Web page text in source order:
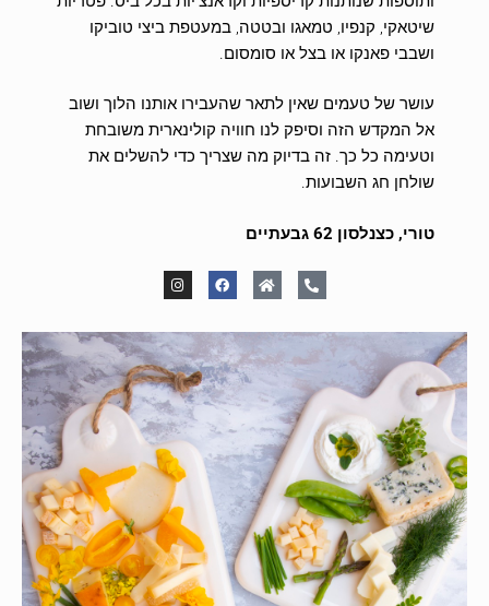
שיטאקי, קנפיו, טמאגו ובטטה, במעטפת ביצי טוביקו
ושבבי פאנקו או בצל או סומסום.
עושר של טעמים שאין לתאר שהעבירו אותנו הלוך ושוב
אל המקדש הזה וסיפק לנו חוויה קולינארית משובחת
וטעימה כל כך. זה בדיוק מה שצריך כדי להשלים את
שולחן חג השבועות.
טורי, כצנלסון 62 גבעתיים